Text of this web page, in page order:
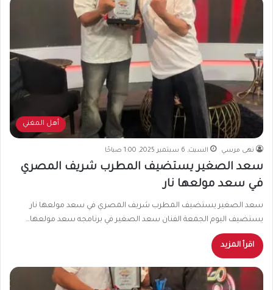
أهل المغني
نهى مرسي السبت, 6 سبتمبر 2025, 1:00 صباحًا
سعد الصغير يستضيف المطرب شريف المصري
في سعد مولعها نار
سعد الصغير يستضيف المطرب شريف المصري في سعد مولعها نار
يستضيف اليوم الجمعة الفنان سعد الصغير في برنامجه سعد مولعها…
اقرأ المزيد